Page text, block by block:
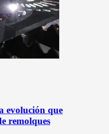
evolución que
remolques